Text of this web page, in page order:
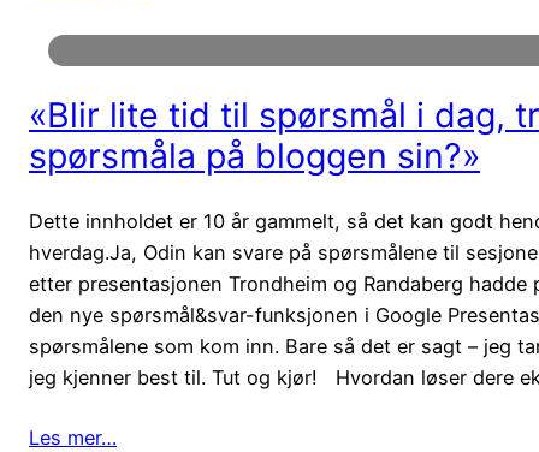
«Blir lite tid til spørsmål i dag,
spørsmåla på bloggen sin?»
Dette innholdet er 10 år gammelt, så det kan godt
hverdag.Ja, Odin kan svare på spørsmålene til
etter presentasjonen Trondheim og Randaberg
den nye spørsmål&svar-funksjonen i Google
spørsmålene som kom inn. Bare så det er sagt – jeg
jeg kjenner best til. Tut og kjør! Hvordan løser dere
Les mer…